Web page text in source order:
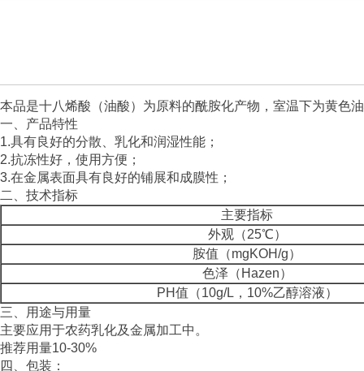
本品是十八烯酸（油酸）为原料的酰胺化产物，室温下为黄色
一、产品特性
1.具有良好的分散、乳化和润湿性能；
2.抗冻性好，使用方便；
3.在金属表面具有良好的铺展和成膜性；
二、技术指标
主要指标
外观（25℃）
胺值（mgKOH/g）
色泽（Hazen）
PH值（10g/L，10%乙醇溶液）
三、用途与用量
主要应用于农药乳化及金属加工中。
推荐用量10-30%
四、包装：